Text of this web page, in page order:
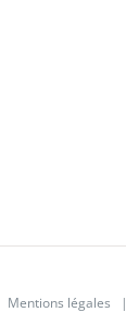
Mentions légales